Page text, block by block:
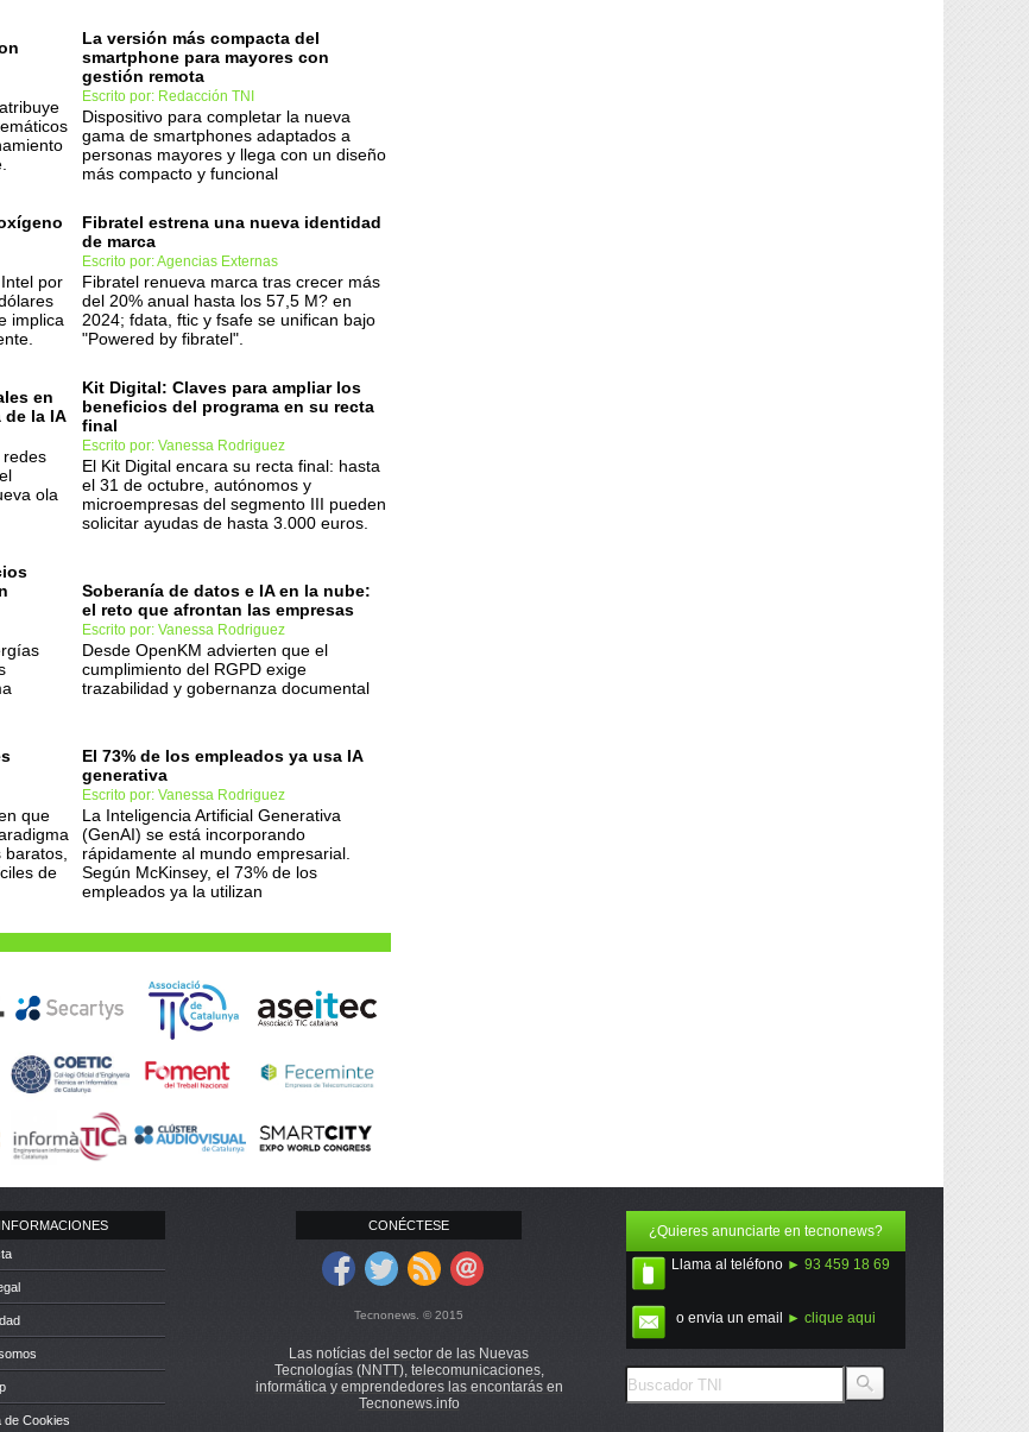
La versión más compacta del
smartphone para mayores con
gestión remota
Escrito por: Redacción TNI
Dispositivo para completar la nueva
gama de smartphones adaptados a
personas mayores y llega con un diseño
más compacto y funcional
por
implica
Fibratel estrena una nueva identidad
de marca
Escrito por: Agencias Externas
Fibratel renueva marca tras crecer más
del 20% anual hasta los 57,5 M? en
2024; fdata, ftic y fsafe se unifican bajo
"Powered by fibratel".
en
de la IA
redes
ola
Kit Digital: Claves para ampliar los
beneficios del programa en su recta
final
Escrito por: Vanessa Rodriguez
El Kit Digital encara su recta final: hasta
el 31 de octubre, autónomos y
microempresas del segmento III pueden
solicitar ayudas de hasta 3.000 euros.
Soberanía de datos e IA en la nube:
el reto que afrontan las empresas
Escrito por: Vanessa Rodriguez
Desde OpenKM advierten que el
cumplimiento del RGPD exige
trazabilidad y gobernanza documental
que
de
El 73% de los empleados ya usa IA
generativa
Escrito por: Vanessa Rodriguez
La Inteligencia Artificial Generativa
(GenAI) se está incorporando
rápidamente al mundo empresarial.
Según McKinsey, el 73% de los
empleados ya la utilizan
INFORMACIONES
de Cookies
CONÉCTESE
Tecnonews. © 2015
Las notícias del sector de las Nuevas
Tecnologías (NNTT), telecomunicaciones,
informática y emprendedores las encontarás en
Tecnonews.info
¿Quieres anunciarte en tecnonews?
Llama al teléfono ► 93 459 18 69
o envia un email ► clique aqui